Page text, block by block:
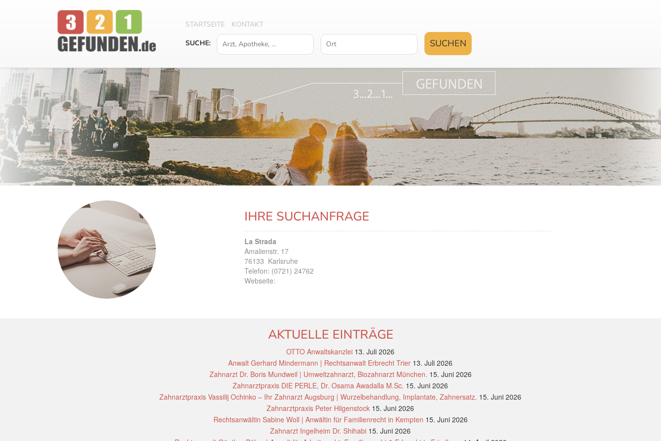
STARTSEITE
KONTAKT
SUCHE:
IHRE SUCHANFRAGE
La Strada
Amalienstr. 17
76133 Karlsruhe
Telefon: (0721) 24762
Webseite:
AKTUELLE EINTRÄGE
OTTO Anwaltskanzlei 13. Juli 2026
Anwalt Gerhard Mindermann | Rechtsanwalt Erbrecht Trier 13. Juli 2026
Zahnarzt Dr. Boris Mundweil | Umweltzahnarzt, Biozahnarzt München. 15. Juni 2026
Zahnarztpraxis DIE PERLE, Dr. Osama Awadalla M.Sc. 15. Juni 2026
Zahnarztpraxis Vassilij Ochinko – Ihr Zahnarzt Augsburg | Wurzelbehandlung, Implantate, Zahnersatz. 15. Juni 2026
Zahnarztpraxis Peter Hilgenstock 15. Juni 2026
Rechtsanwältin Sabine Woll | Anwältin für Familienrecht in Kempten 15. Juni 2026
Zahnarzt Ingelheim Dr. Shihabi 15. Juni 2026